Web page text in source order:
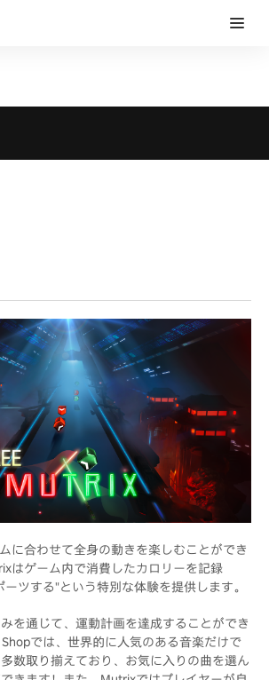
に合わせて全身の動きを楽しむことができ
はゲーム内で消費したカロリーを記録
ツする"という特別な体験を提供します。
を通じて、運動計画を達成することができ
では、世界的に人気のある音楽だけで
数取り揃えており、お気に入りの曲を選ん